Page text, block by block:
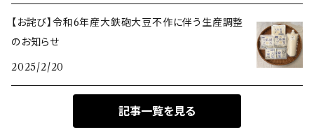
【お詫び】令和6年産大鉄砲大豆不作に伴う生産調整
のお知らせ
2025/2/20
記事一覧を見る